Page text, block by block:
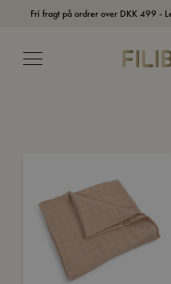
Fri fragt på ordrer over DKK 499 -